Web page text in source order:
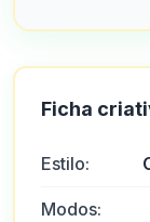
Ficha
Estilo:
Modos: